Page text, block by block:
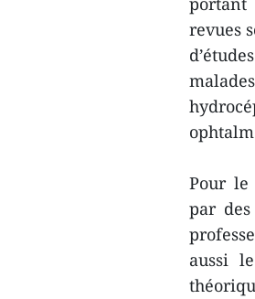
revues
Pour le
par
aussi